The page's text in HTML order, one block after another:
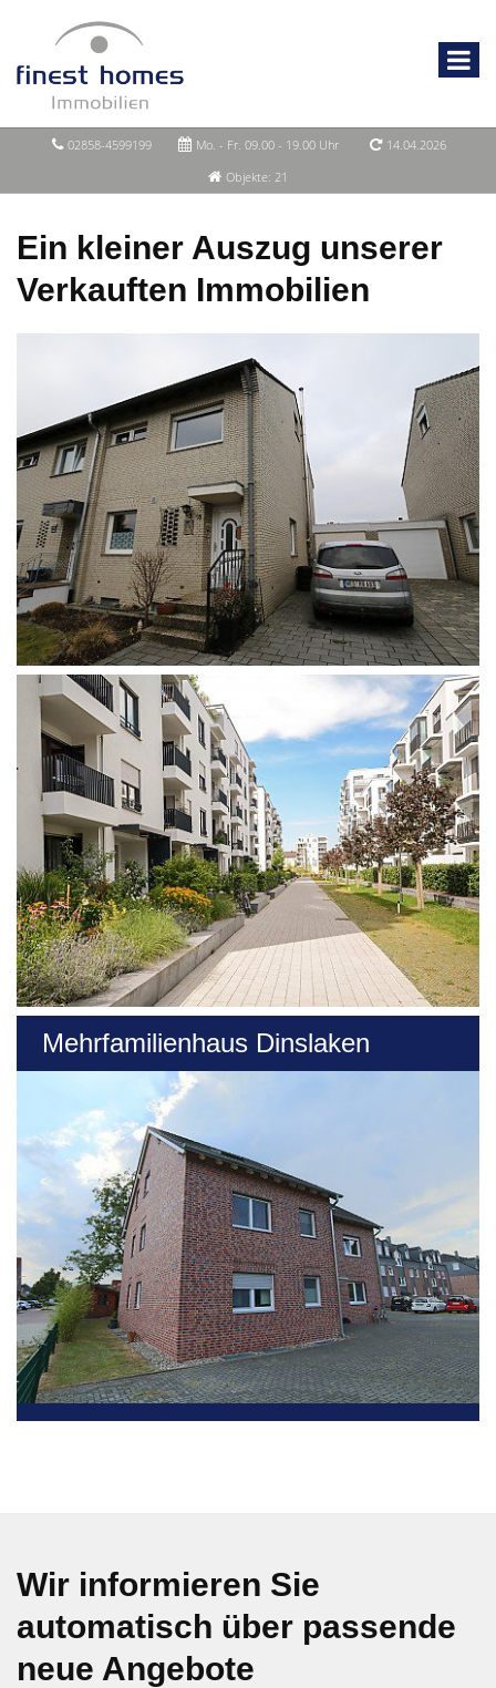
02858-4599199 Mo. - Fr. 09.00 - 19.00 Uhr
14.04.2026
Objekte: 21
Ein kleiner Auszug unserer
Verkauften Immobilien
Mehrfamilienhaus Dinslaken
Wir informieren Sie
automatisch über passende
neue Angebote